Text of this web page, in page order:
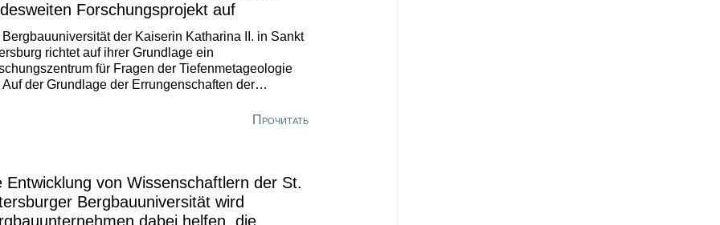
Forschungsprojekt auf
Bergbauuniversität der Kaiserin Katharina II. in Sankt
richtet auf ihrer Grundlage ein
für Fragen der Tiefenmetageologie
Auf der Grundlage der Errungenschaften der
der heutigen Erfolge wird ein für die Zukunft desПрочитать
Entwicklung von Wissenschaftlern der St.
Bergbauuniversität wird
dabei helfen, die